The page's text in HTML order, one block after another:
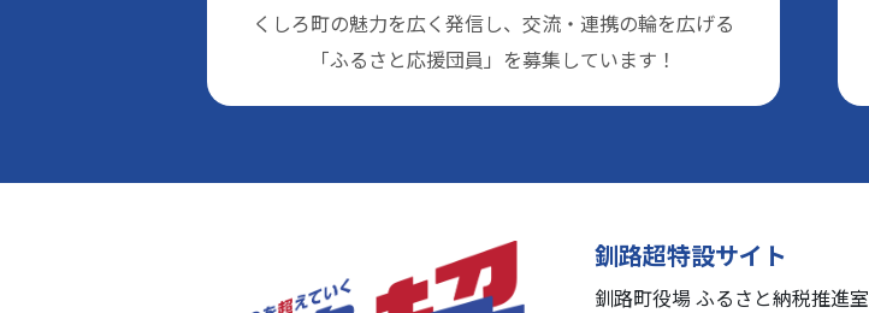
くしろ町の魅⼒を広く発信し、交流・連携の輪を広げる
「ふるさと応援団員」を募集しています！
釧路超特設サイト
釧路町役場 ふるさと納税推進室